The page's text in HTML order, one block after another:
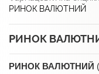
РИНОК ВАЛЮТНИЙ
РИНОК
РИНОК ВАЛЮТНИЙ